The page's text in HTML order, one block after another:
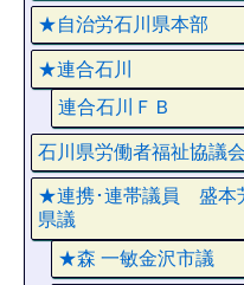
★自治労石川県本部
★連合石川
連合石川ＦＢ
石川県労働者福祉協議会
★連携･連帯議員 盛本
県議
★森 一敏金沢市議